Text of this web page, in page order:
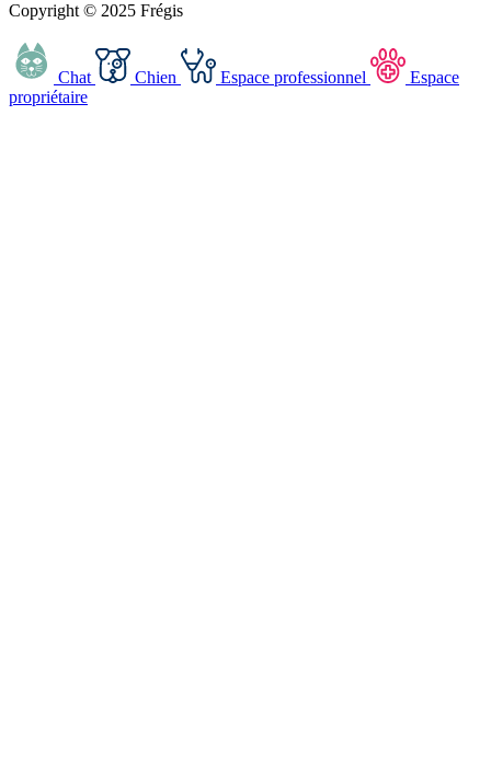
Copyright © 2025 Frégis
Chat Chien Espace professionnel
Espace
propriétaire